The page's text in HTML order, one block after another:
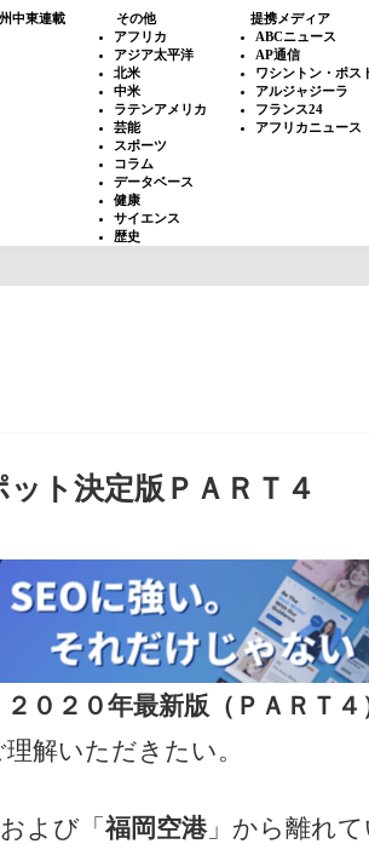
中東連載
その他
アフリカ
アジア太平洋
北米
中米
ラテンアメリカ
芸能
スポーツ
コラム
データベース
健康
サイエンス
歴史
提携メディア
ABCニュース
AP通信
ワシントン・ポス
アルジャジーラ
フランス24
アフリカニュース
ト決定版ＰＡＲＴ４
０２０年最新版（ＰＡＲＴ４
解いただきたい。
および「福岡空港」から離れ